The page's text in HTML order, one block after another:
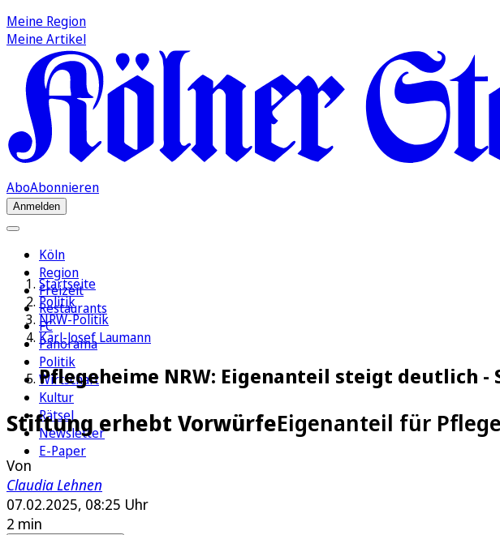
Meine Region
Meine Artikel
AboAbonnieren
Anmelden
Köln
Region
Freizeit
Restaurants
FC
Panorama
Politik
Wirtschaft
Kultur
Rätsel
Newsletter
E-Paper
Startseite
Politik
NRW-Politik
Karl-Josef Laumann
Pflegeheime NRW: Eigenanteil steigt deutlich -
Stiftung erhebt VorwürfeEigenanteil für
Von
Claudia Lehnen
07.02.2025, 08:25 Uhr
2 min